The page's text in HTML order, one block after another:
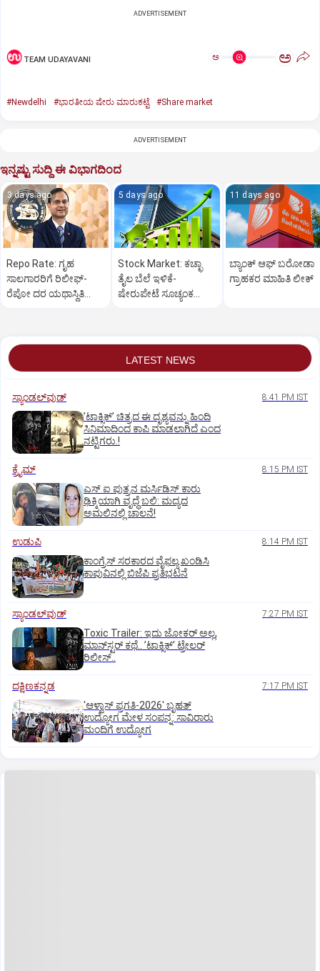
ADVERTISEMENT
TEAM UDAYAVANI ಅ ಅ
#Newdelhi #ಭಾರತೀಯ ಷೇರು ಮಾರುಕಟ್ಟೆ #Share market
ADVERTISEMENT
ಇನ್ನಷ್ಟು ಸುದ್ದಿ ಈ ವಿಭಾಗದಿಂದ
3 days ago
Repo Rate: ಗೃಹ
ಸಾಲಗಾರರಿಗೆ ರಿಲೀಫ್-
ರೆಪೋ ದರ ಯಥಾಸ್ಥಿತಿ
5 days ago
Stock Market: ಕಚ್ಛಾ
ತೈಲ ಬೆಲೆ ಇಳಿಕೆ-
ಷೇರುಪೇಟೆ ಸೂಚ್ಯಂಕ
11 days ago
ಬ್ಯಾಂಕ್ ಆಫ್ ಬರೋಡಾ
ಗ್ರಾಹಕರ ಮಾಹಿತಿ ಲೀಕ್
LATEST NEWS
ಸ್ಯಾಂಡಲ್‌ವುಡ್‌ 8:41 PM IST
ʼಟಾಕ್ಸಿಕ್‌ʼ ಚಿತ್ರದ ಈ ದೃಶ್ಯವನ್ನು ಹಿಂದಿ
ಸಿನಿಮಾದಿಂದ ಕಾಪಿ ಮಾಡಲಾಗಿದೆ ಎಂದ
ನಟ್ಟಿಗರು.!
ಕ್ರೈಮ್ 8:15 PM IST
ಎಸ್ ಐ ಪುತ್ರನ ಮರ್ಸಿಡಿಸ್‌ ಕಾರು
ಢಿಕ್ಕಿಯಾಗಿ ವೃದ್ಧೆ ಬಲಿ: ಮದ್ಯದ
ಅಮಲಿನಲ್ಲಿ ಚಾಲನೆ!
ಉಡುಪಿ 8:14 PM IST
ಕಾಂಗ್ರೆಸ್ ಸರಕಾರದ ವೈಫಲ್ಯ ಖಂಡಿಸಿ
ಕಾಪುವಿನಲ್ಲಿ ಬಿಜೆಪಿ ಪ್ರತಿಭಟನೆ
ಸ್ಯಾಂಡಲ್‌ವುಡ್‌ 7:27 PM IST
Toxic Trailer: ಇದು ಜೋಕರ್‌ ಅಲ್ಲ,
ಮಾನ್‌ಸ್ಟರ್‌ ಕಥೆ.. ʼಟಾಕ್ಸಿಕ್‌ʼ ಟ್ರೇಲರ್‌
ರಿಲೀಸ್..
ದಕ್ಷಿಣಕನ್ನಡ 7:17 PM IST
'ಆಳ್ವಾಸ್‌ ಪ್ರಗತಿ-2026' ಬೃಹತ್
ಉದ್ಯೋಗ ಮೇಳ ಸಂಪನ್ನ: ಸಾವಿರಾರು
ಮಂದಿಗೆ ಉದ್ಯೋಗ